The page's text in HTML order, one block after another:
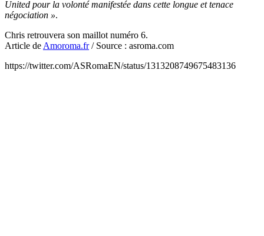
United pour la volonté manifestée dans cette longue et tenace
négociation ».
Chris retrouvera son maillot numéro 6.
Article de Amoroma.fr/ Source : asroma.com
https://twitter.com/ASRomaEN/status/1313208749675483136